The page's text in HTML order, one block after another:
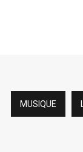
MUSIQUE